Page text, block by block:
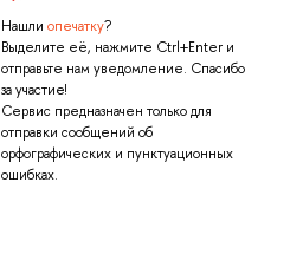
Нашли опечатку?
Выделите её, нажмите Ctrl+Enter и
отправьте нам уведомление. Спасибо
за участие!
Сервис предназначен только для
отправки сообщений об
орфографических и пунктуационных
ошибках.